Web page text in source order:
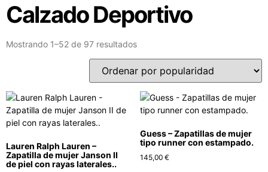
Calzado Deportivo
Mostrando 1–52 de 97 resultados
Lauren Ralph Lauren –
Zapatilla de mujer Janson II
de piel con rayas laterales..
Guess – Zapatillas de mujer
tipo runner con estampado.
145,00 €